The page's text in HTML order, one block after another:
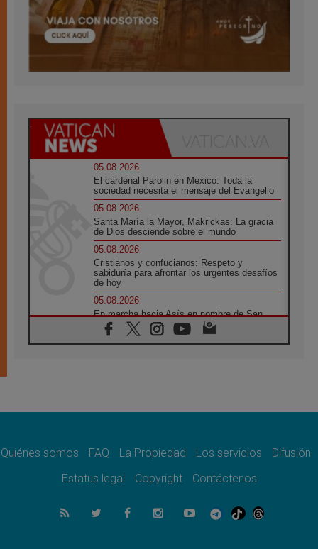
05.08.2026
El cardenal Parolin en México: Toda la
sociedad necesita el mensaje del Evangelio
05.08.2026
Santa María la Mayor, Makrickas: La gracia
de Dios desciende sobre el mundo
05.08.2026
Cristianos y confucianos: Respeto y
sabiduría para afrontar los urgentes desafíos
de hoy
05.08.2026
En marcha hacia Asís en nombre de San
Francisco, a la espera de León
05.08.2026
quienes bendicen la guerra
Ucrania: Ataque masivo en Kyiv durante la
05.08.2026
Colombo: "La visita del Papa a Argentina
Quiénes somos FAQ La Propiedad Los servicios
Difusión
Estatus legal
Copyright Contáctenos